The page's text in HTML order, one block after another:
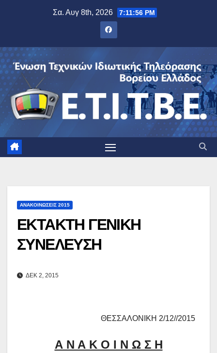
Σα. Αυγ 8th, 2026 7:11:57 PM
ΑΝΑΚΟΙΝΏΣΕΙΣ 2015
ΕΚΤΑΚΤΗ ΓΕΝΙΚΗ
ΣΥΝΕΛΕΥΣΗ
ΔΕΚ 2, 2015
ΘΕΣΣΑΛΟΝΙΚΗ 2/12//2015
Α Ν Α Κ Ο Ι Ν Ω Σ Η